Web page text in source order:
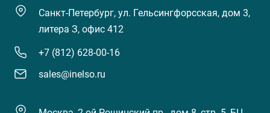
Санкт-Петербург, ул. Гельсингфорсская, дом 3,
литера З, офис 412
+7 (812) 628-00-16
sales@inelso.ru